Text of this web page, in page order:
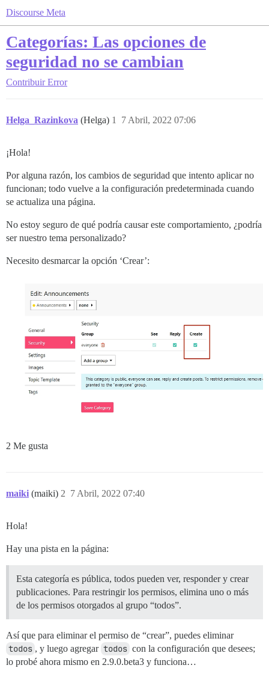
Discourse Meta
Categorías: Las opciones de
seguridad no se cambian
Contribuir Error
Helga_Razinkova (Helga) 7 Abril, 2022 07:06
1
¡Hola!
Por alguna razón, los cambios de seguridad que intento aplicar no
funcionan; todo vuelve a la configuración predeterminada cuando
se actualiza una página.
No estoy seguro de qué podría causar este comportamiento, ¿podría
ser nuestro tema personalizado?
Necesito desmarcar la opción ‘Crear’:
2 Me gusta
maiki (maiki) 7 Abril, 2022 07:40
2
Hola!
Hay una pista en la página:
Esta categoría es pública, todos pueden ver, responder y crear
publicaciones. Para restringir los permisos, elimina uno o más
de los permisos otorgados al grupo “todos”.
Así que para eliminar el permiso de “crear”, puedes eliminar
todos , y luego agregar todos con la configuración que desees;
lo probé ahora mismo en 2.9.0.beta3 y funciona…